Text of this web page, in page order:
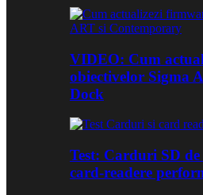
VIDEO: Cum
obiectivelor Sigma
Dock
Test: Carduri SD
card-readere